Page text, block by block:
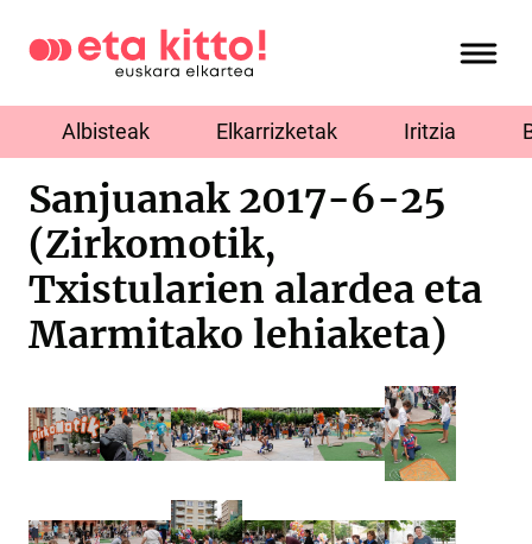
Albisteak Elkarrizketak Iritzia
Sanjuanak 2017-6-25
(Zirkomotik,
Txistularien alardea eta
Marmitako lehiaketa)